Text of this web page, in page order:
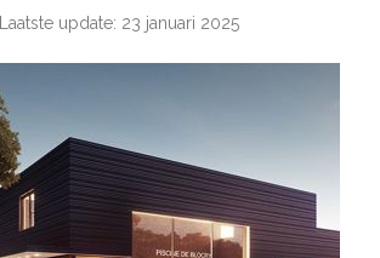
Laatste update: 23 januari 2025